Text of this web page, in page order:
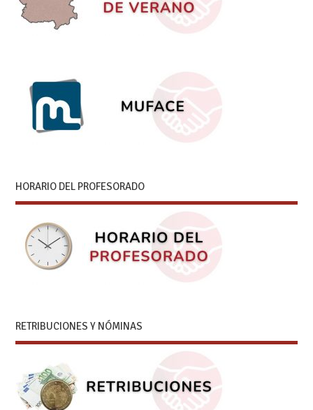
HORARIO DEL PROFESORADO
RETRIBUCIONES Y NÓMINAS